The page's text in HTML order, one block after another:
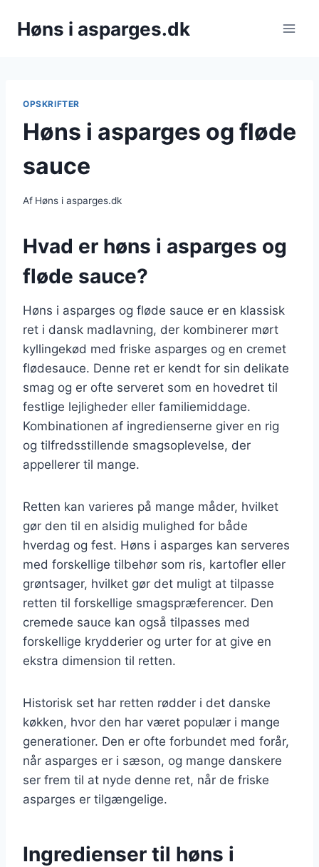
Høns i asparges.dk
OPSKRIFTER
Høns i asparges og fløde
sauce
Af Høns i asparges.dk
Hvad er høns i asparges og
fløde sauce?
Høns i asparges og fløde sauce er en klassisk
ret i dansk madlavning, der kombinerer mørt
kyllingekød med friske asparges og en cremet
flødesauce. Denne ret er kendt for sin delikate
smag og er ofte serveret som en hovedret til
festlige lejligheder eller familiemiddage.
Kombinationen af ingredienserne giver en rig
og tilfredsstillende smagsoplevelse, der
appellerer til mange.
Retten kan varieres på mange måder, hvilket
gør den til en alsidig mulighed for både
hverdag og fest. Høns i asparges kan serveres
med forskellige tilbehør som ris, kartofler eller
grøntsager, hvilket gør det muligt at tilpasse
retten til forskellige smagspræferencer. Den
cremede sauce kan også tilpasses med
forskellige krydderier og urter for at give en
ekstra dimension til retten.
Historisk set har retten rødder i det danske
køkken, hvor den har været populær i mange
generationer. Den er ofte forbundet med forår,
når asparges er i sæson, og mange danskere
ser frem til at nyde denne ret, når de friske
asparges er tilgængelige.
Ingredienser til høns i